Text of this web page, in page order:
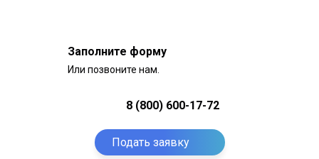
Заполните форму
Или позвоните нам.
8 (800) 600-17-72
Подать заявку